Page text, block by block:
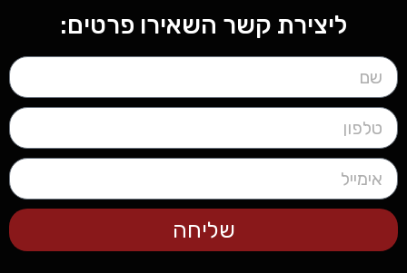
ליצירת קשר השאירו פרטים:
שליחה